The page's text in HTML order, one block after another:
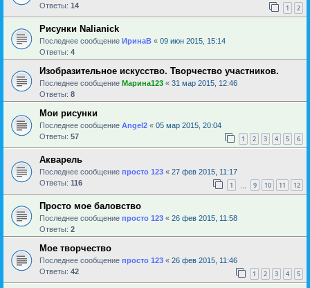
Ответы: 14 1 2
Рисунки Nalianick
Последнее сообщение ИринаВ « 09 июн 2015, 15:14
Ответы: 4
Изобразительное искусство. Творчество участников.
Последнее сообщение Марина123 « 31 мар 2015, 12:46
Ответы: 8
Мои рисунки
Последнее сообщение Angel2 « 05 мар 2015, 20:04
Ответы: 57 1 2 3 4 5 6
Акварель
Последнее сообщение просто 123 « 27 фев 2015, 11:17
Ответы: 116 1 9 10 11 12
Просто мое баловство
Последнее сообщение просто 123 « 26 фев 2015, 11:58
Ответы: 2
Мое творчество
Последнее сообщение просто 123 « 26 фев 2015, 11:46
Ответы: 42 1 2 3 4 5